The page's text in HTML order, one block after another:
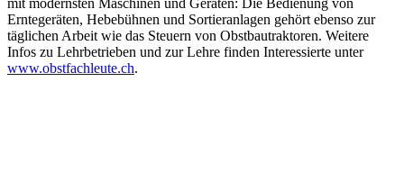
mit modernsten Maschinen und Geräten: Die Bedienung von
Erntegeräten, Hebebühnen und Sortieranlagen gehört ebenso zur
täglichen Arbeit wie das Steuern von Obstbautraktoren. Weitere
Infos zu Lehrbetrieben und zur Lehre finden Interessierte unter
www.obstfachleute.ch.